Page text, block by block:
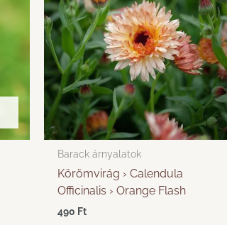
Barack árnyalatok
Körömvirág › Calendula
Officinalis › Orange Flash
490 Ft